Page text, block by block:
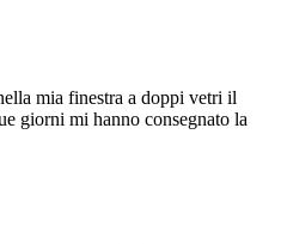
mia finestra a doppi vetri il
giorni mi hanno consegnato la